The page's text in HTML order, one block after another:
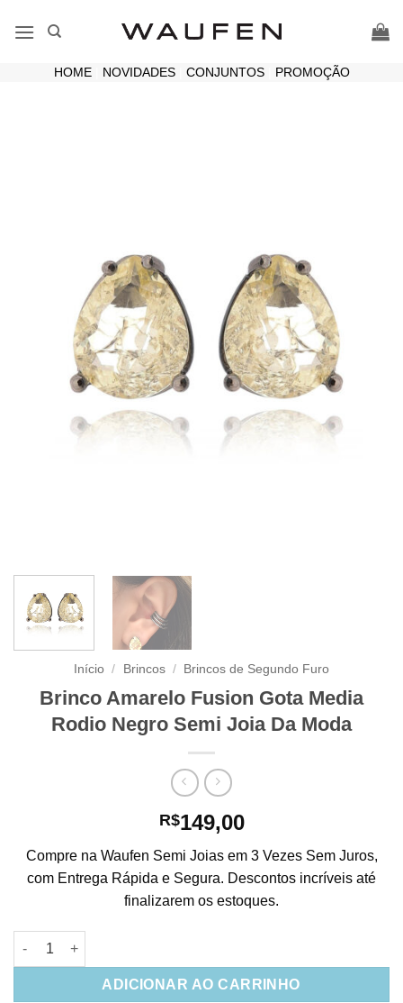
HOME| NOVIDADES| CONJUNTOS| PROMOÇÃO
Início / Brincos / Brincos de Segundo Furo
Brinco Amarelo Fusion Gota Media
Rodio Negro Semi Joia Da Moda
R$149,00
Compre na Waufen Semi Joias em 3 Vezes Sem Juros,
com Entrega Rápida e Segura. Descontos incríveis até
finalizarem os estoques.
Brinco Amarelo Fusion Gota Media Rodio Negro Semi Joia Da
ADICIONAR AO CARRINHO